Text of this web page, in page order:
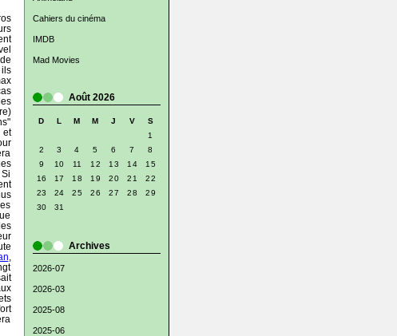
Cahiers du cinéma
IMDB
Mad Movies
Août 2026
D L M M J V
S
1
2
3 4 5 6 7
8
9
10 11 12 13 14
15
16
17 18 19 20 21
22
23
24 25 26 27 28
29
30
31
Archives
2026-07
2026-03
2025-08
2025-06
et